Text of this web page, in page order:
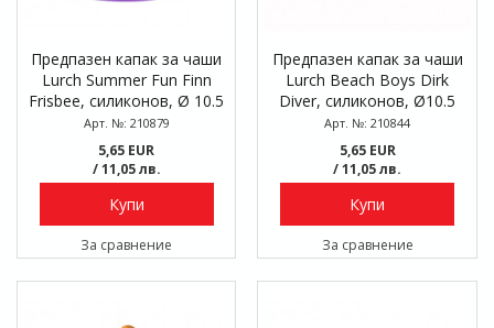
Предпазен капак за чаши
Lurch Summer Fun Finn
Frisbee, силиконов, Ø 10.5
см
Арт. №: 210879
5,65 EUR
/ 11,05 лв.
Купи
За сравнение
Предпазен капак за чаши
Lurch Beach Boys Dirk
Diver, силиконов, Ø10.5
см
Арт. №: 210844
5,65 EUR
/ 11,05 лв.
Купи
За сравнение